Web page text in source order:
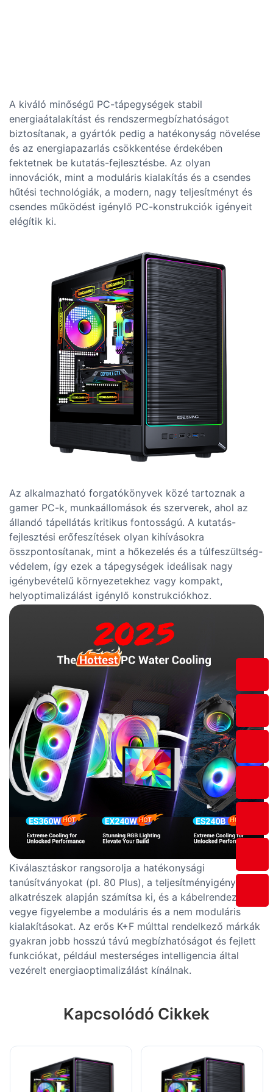
A kiváló minőségű PC-tápegységek stabil
energiaátalakítást és rendszermegbízhatóságot
biztosítanak, a gyártók pedig a hatékonyság növelése
és az energiapazarlás csökkentése érdekében
fektetnek be kutatás-fejlesztésbe. Az olyan
innovációk, mint a moduláris kialakítás és a csendes
hűtési technológiák, a modern, nagy teljesítményt és
csendes működést igénylő PC-konstrukciók igényeit
elégítik ki.
Az alkalmazható forgatókönyvek közé tartoznak a
gamer PC-k, munkaállomások és szerverek, ahol az
állandó tápellátás kritikus fontosságú. A kutatás-
fejlesztési erőfeszítések olyan kihívásokra
összpontosítanak, mint a hőkezelés és a túlfeszültség-
védelem, így ezek a tápegységek ideálisak nagy
igénybevételű környezetekhez vagy kompakt,
helyoptimalizálást igénylő konstrukciókhoz.
Kiválasztáskor rangsorolja a hatékonysági
tanúsítványokat (pl. 80 Plus), a teljesítményigényt az
alkatrészek alapján számítsa ki, és a kábelrendezéshez
vegye figyelembe a moduláris és a nem moduláris
kialakításokat. Az erős K+F múlttal rendelkező márkák
gyakran jobb hosszú távú megbízhatóságot és fejlett
funkciókat, például mesterséges intelligencia által
vezérelt energiaoptimalizálást kínálnak.
Kapcsolódó Cikkek